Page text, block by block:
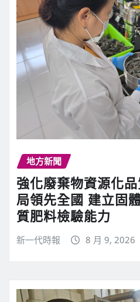
地方新聞
強化廢棄物資源化
局領先全國 建立固
質肥料檢驗能力
新一代時報 8 月 9, 2026